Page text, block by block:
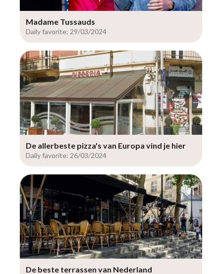
Madame Tussauds
Daily favorite: 29/03/2024
De allerbeste pizza's van Europa vind je hier
Daily favorite: 26/03/2024
De beste terrassen van Nederland